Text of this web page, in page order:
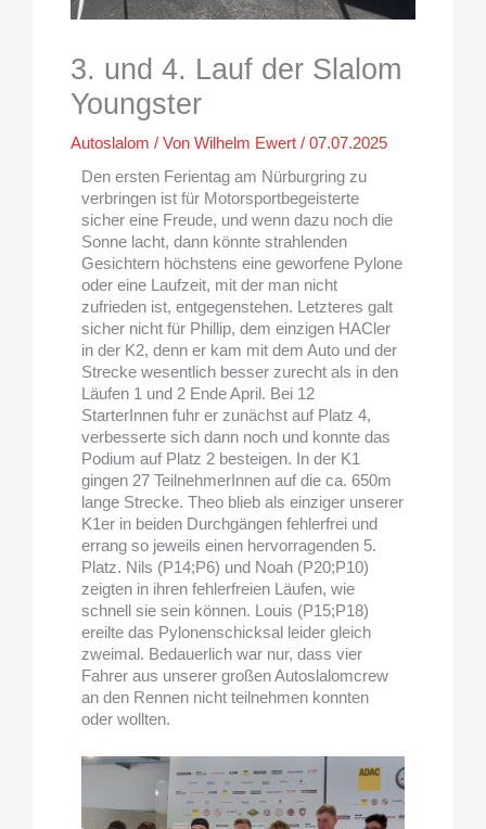
3. und 4. Lauf der Slalom
Youngster
Autoslalom / VonWilhelm Ewert/07.07.2025
Den ersten Ferientag am Nürburgring zu
verbringen ist für Motorsportbegeisterte
sicher eine Freude, und wenn dazu noch die
Sonne lacht, dann könnte strahlenden
Gesichtern höchstens eine geworfene Pylone
oder eine Laufzeit, mit der man nicht
zufrieden ist, entgegenstehen. Letzteres galt
sicher nicht für Phillip, dem einzigen HACler
in der K2, denn er kam mit dem Auto und der
Strecke wesentlich besser zurecht als in den
Läufen 1 und 2 Ende April. Bei 12
StarterInnen fuhr er zunächst auf Platz 4,
verbesserte sich dann noch und konnte das
Podium auf Platz 2 besteigen. In der K1
gingen 27 TeilnehmerInnen auf die ca. 650m
lange Strecke. Theo blieb als einziger unserer
K1er in beiden Durchgängen fehlerfrei und
errang so jeweils einen hervorragenden 5.
Platz. Nils (P14;P6) und Noah (P20;P10)
zeigten in ihren fehlerfreien Läufen, wie
schnell sie sein können. Louis (P15;P18)
ereilte das Pylonenschicksal leider gleich
zweimal. Bedauerlich war nur, dass vier
Fahrer aus unserer großen Autoslalomcrew
an den Rennen nicht teilnehmen konnten
oder wollten.